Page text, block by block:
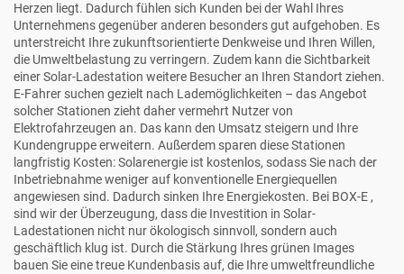
Herzen liegt. Dadurch fühlen sich Kunden bei der Wahl Ihres
Unternehmens gegenüber anderen besonders gut aufgehoben. Es
unterstreicht Ihre zukunftsorientierte Denkweise und Ihren Willen,
die Umweltbelastung zu verringern. Zudem kann die Sichtbarkeit
einer Solar-Ladestation weitere Besucher an Ihren Standort ziehen.
E-Fahrer suchen gezielt nach Lademöglichkeiten – das Angebot
solcher Stationen zieht daher vermehrt Nutzer von
Elektrofahrzeugen an. Das kann den Umsatz steigern und Ihre
Kundengruppe erweitern. Außerdem sparen diese Stationen
langfristig Kosten: Solarenergie ist kostenlos, sodass Sie nach der
Inbetriebnahme weniger auf konventionelle Energiequellen
angewiesen sind. Dadurch sinken Ihre Energiekosten. Bei BOX-E,
sind wir der Überzeugung, dass die Investition in Solar-
Ladestationen nicht nur ökologisch sinnvoll, sondern auch
geschäftlich klug ist. Durch die Stärkung Ihres grünen Images
bauen Sie eine treue Kundenbasis auf, die Ihre umweltfreundliche